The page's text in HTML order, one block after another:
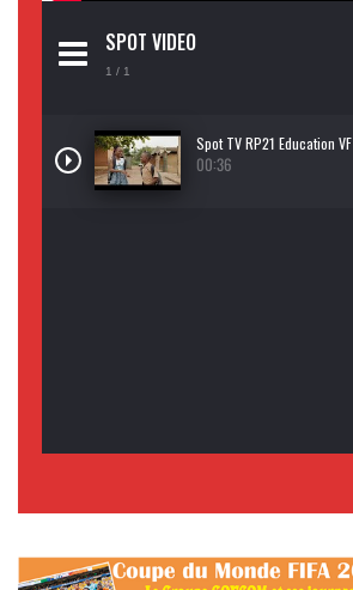
SPOT VIDEO
1 / 1
Spot TV RP21 Education VF
00:36